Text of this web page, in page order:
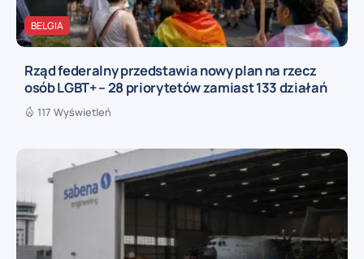
BELGIA
Rząd federalny przedstawia nowy plan na rzecz
osób LGBT+ – 28 priorytetów zamiast 133 działań
117 Wyświetleń